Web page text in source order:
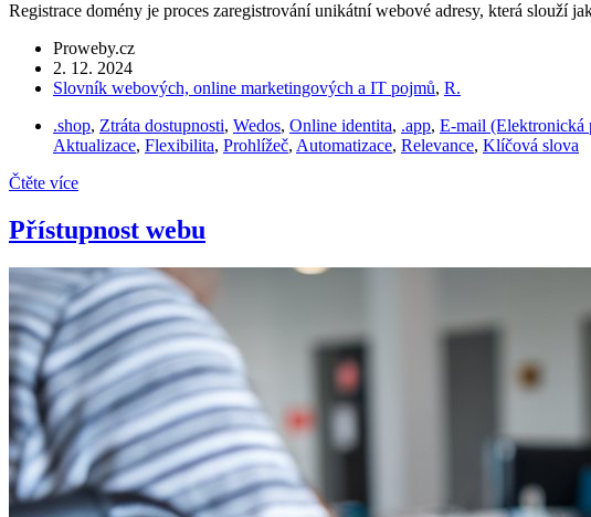
Registrace domény je proces zaregistrování unikátní webové adresy, která slouží
Proweby.cz
2. 12. 2024
Slovník webových, online marketingových a IT pojmů, R.
.shop, Ztráta dostupnosti, Wedos, Online identita, .app, E-mail (Elektronická
Aktualizace, Flexibilita, Prohlížeč, Automatizace, Relevance, Klíčová slova
Čtěte více
Přístupnost webu